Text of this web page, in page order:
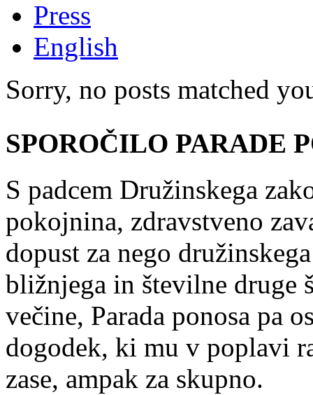
Press
English
Sorry, no posts matched
SPOROČILO PARADE
S padcem Družinskega
pokojnina, zdravstveno
dopust za nego
bližnjega in številne druge
večine, Parada ponosa pa
dogodek, ki mu v poplavi
zase, ampak za skupno.